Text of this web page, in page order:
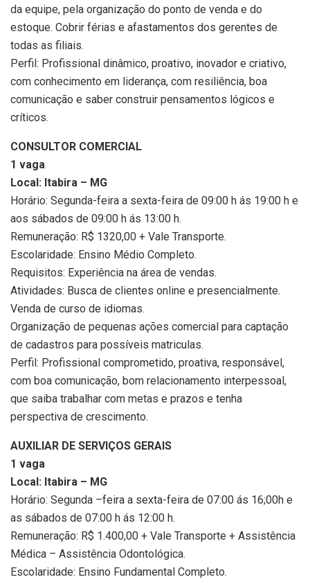
da equipe, pela organização do ponto de venda e do
estoque. Cobrir férias e afastamentos dos gerentes de
todas as filiais.
Perfil: Profissional dinâmico, proativo, inovador e criativo,
com conhecimento em liderança, com resiliência, boa
comunicação e saber construir pensamentos lógicos e
críticos.
CONSULTOR COMERCIAL
1 vaga
Local: Itabira – MG
Horário: Segunda-feira a sexta-feira de 09:00 h ás 19:00 h e
aos sábados de 09:00 h ás 13:00 h.
Remuneração: R$ 1320,00 + Vale Transporte.
Escolaridade: Ensino Médio Completo.
Requisitos: Experiência na área de vendas.
Atividades: Busca de clientes online e presencialmente.
Venda de curso de idiomas.
Organização de pequenas ações comercial para captação
de cadastros para possíveis matriculas.
Perfil: Profissional comprometido, proativa, responsável,
com boa comunicação, bom relacionamento interpessoal,
que saiba trabalhar com metas e prazos e tenha
perspectiva de crescimento.
AUXILIAR DE SERVIÇOS GERAIS
1 vaga
Local: Itabira – MG
Horário: Segunda –feira a sexta-feira de 07:00 ás 16;00h e
as sábados de 07:00 h ás 12:00 h.
Remuneração: R$ 1.400,00 + Vale Transporte + Assistência
Médica – Assistência Odontológica.
Escolaridade: Ensino Fundamental Completo.